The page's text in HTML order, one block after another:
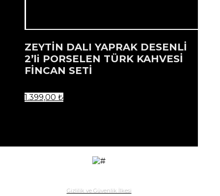
ZEYTİN DALI YAPRAK DESENLİ
2’li PORSELEN TÜRK KAHVESİ
FİNCAN SETİ
1.399,00 ₺
Gizlilik ve Güvenlik İlkesi